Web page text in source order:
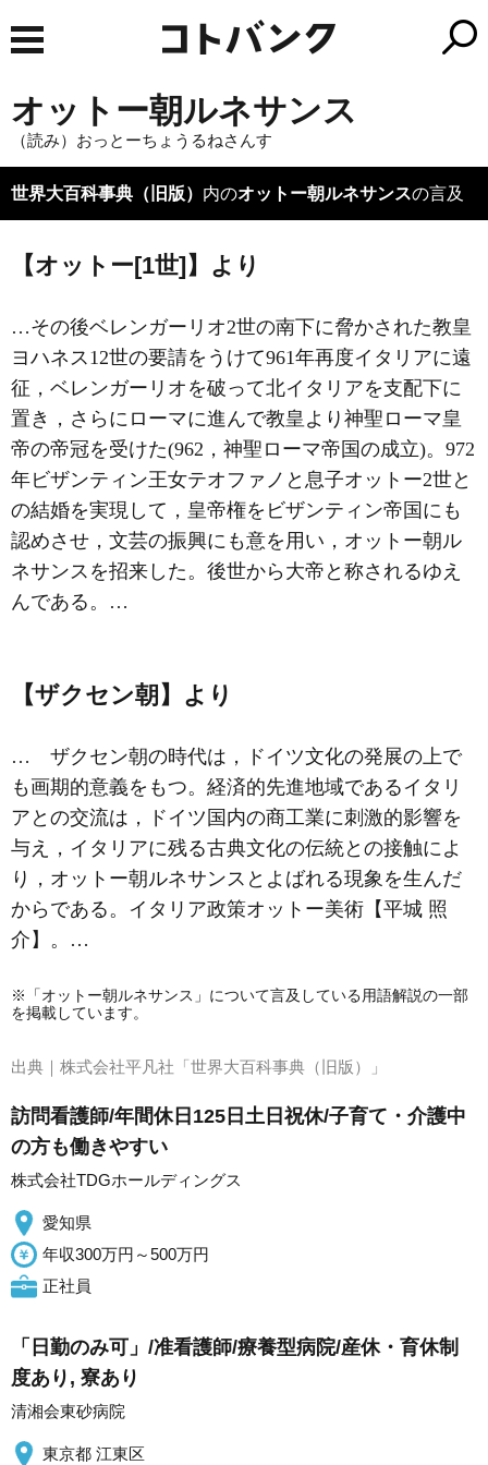
オットー朝ルネサンス
（読み）おっとーちょうるねさんす
世界大百科事典（旧版） 内のオットー朝ルネサンスの言及
【オットー[1世]】より
…その後ベレンガーリオ2世の南下に脅かされた教皇
ヨハネス12世の要請をうけて961年再度イタリアに遠
征，ベレンガーリオを破って北イタリアを支配下に
置き，さらにローマに進んで教皇より神聖ローマ皇
帝の帝冠を受けた(962， 神聖ローマ帝国の成立)。972
年ビザンティン王女テオファノと息子オットー2世と
の結婚を実現して，皇帝権をビザンティン帝国にも
認めさせ，文芸の振興にも意を用い，オットー朝ル
ネサンスを招来した。後世から大帝と称されるゆえ
んである。…
【ザクセン朝】より
… ザクセン朝の時代は，ドイツ文化の発展の上で
も画期的意義をもつ。経済的先進地域であるイタリ
アとの交流は，ドイツ国内の商工業に刺激的影響を
与え，イタリアに残る古典文化の伝統との接触によ
り，オットー朝ルネサンスとよばれる現象を生んだ
からである。 イタリア政策オットー美術 【平城 照
介】。…
※「オットー朝ルネサンス」について言及している用語解説の一部
を掲載しています。
出典｜ 株式会社平凡社「世界大百科事典（旧版）」
訪問看護師/年間休日125日土日祝休/子育て・介護中
の方も働きやすい
株式会社TDGホールディングス
愛知県
年収300万円～500万円
正社員
「日勤のみ可」/准看護師/療養型病院/産休・育休制
度あり, 寮あり
清湘会東砂病院
東京都 江東区